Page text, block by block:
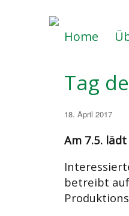
Home
Tag
Veröffentlicht
18. April 2017
Am 7.5.
betreibt